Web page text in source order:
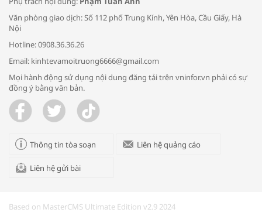
Bác sĩ tư vấn cách phòng tránh bệnh
đường hô hấp trong thời tiết giao mùa
Trao yêu thương cho em
Văn phòng giao dịch: Số 112 phố Trung Kính, Yên Hòa, Cầu Giấy, Hà
Nội
Hotline: 0908.36.36.26
Email: kinhtevamoitruong6666@gmail.com
Mọi hành động sử dụng nội dung đăng tải trên vninfor.vn phải có sự
đồng ý bằng văn bản.
Thông tin tòa soạn Liên hệ quảng cáo
Liên hệ gửi bài
Based on MasterCMS Ultimate Edition v2.9 2024